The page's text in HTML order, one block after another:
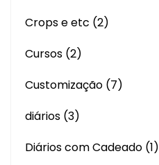
Crops e etc (2)
Cursos (2)
Customização (7)
diários (3)
Diários com Cadeado (1)